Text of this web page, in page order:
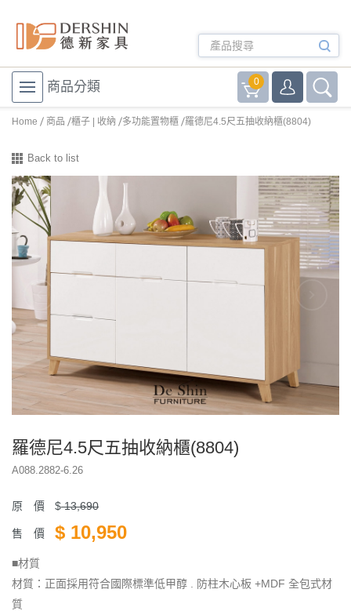
商品分類 0
Home 商品 櫃子 | 收納 多功能置物櫃 羅德尼4.5尺五抽收納櫃(8804)
Back to list
羅德尼4.5尺五抽收納櫃(8804)
A088.2882-6.26
原 價 $13,690
售 價 $ 10,950
■材質
材質：正面採用符合國際標準低甲醇 . 防柱木心板 +MDF 全包式材
質